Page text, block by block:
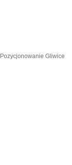
Pozycjonowanie Gliwice